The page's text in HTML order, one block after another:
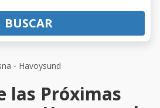
- Havoysund
BUSCAR
las Próximas